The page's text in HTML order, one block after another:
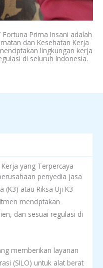
Fortuna Prima Insani adalah
dan Kesehatan Kerja
lingkungan kerja
di seluruh Indonesia.
yang Terpercaya
penyedia jasa
(K3) atau Riksa Uji K3
menciptakan
dan sesuai regulasi di
memberikan layanan
(SILO) untuk alat berat